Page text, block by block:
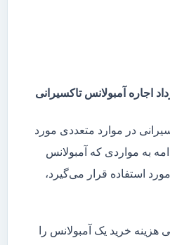
اجاره آمبولانس تاکسیرانی
در موارد متعددی مورد
به مواردی که آمبولانس
استفاده قرار می‌گیرد،
خرید یک آمبولانس را